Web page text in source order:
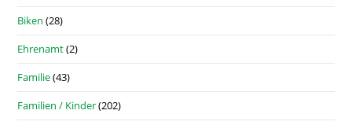
Biken (28)
Ehrenamt(2)
Familie(43)
Familien / Kinder(202)